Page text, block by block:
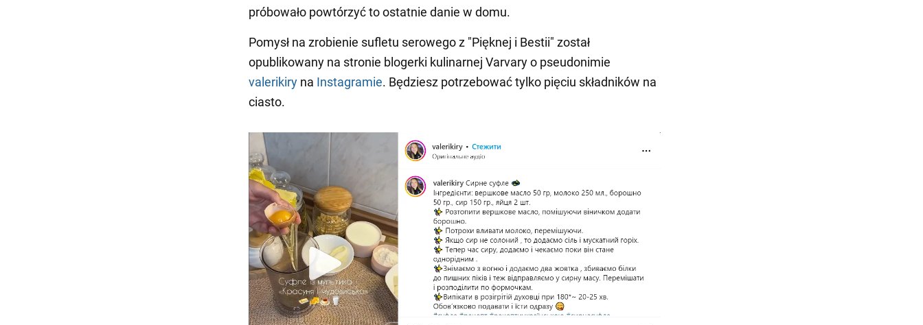
próbowało powtórzyć to ostatnie danie w domu.
Pomysł na zrobienie sufletu serowego z "Pięknej i Bestii" został
opublikowany na stronie blogerki kulinarnej Varvary o pseudonimie
valerikiry na Instagramie. Będziesz potrzebować tylko pięciu składników na
ciasto.